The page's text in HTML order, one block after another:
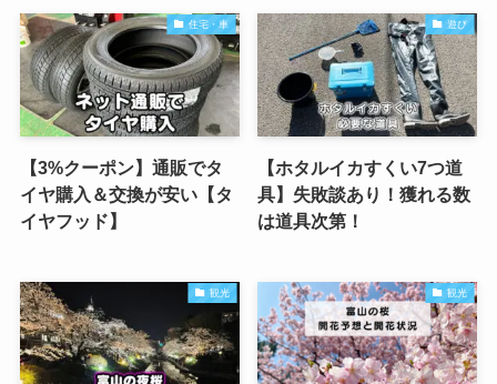
住宅・車
【3%クーポン】通販でタ
イヤ購入＆交換が安い【タ
イヤフッド】
遊び
【ホタルイカすくい7つ道
具】失敗談あり！獲れる数
は道具次第！
観光 観光